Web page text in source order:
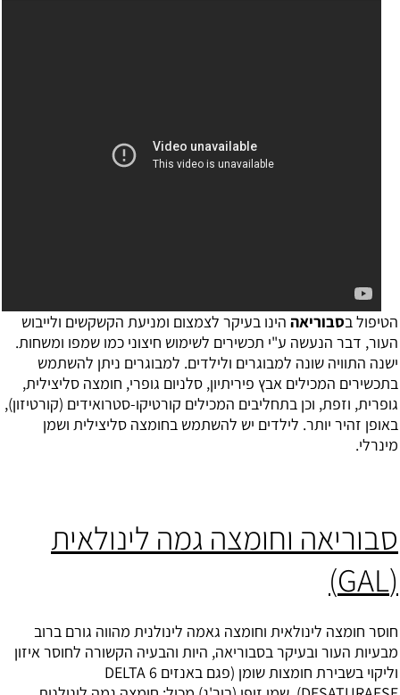
הטיפול בסבוריאה הינו בעיקר לצמצום ומניעת הקשקשים ולייבוש
העור, דבר הנעשה ע"י תכשירים לשימוש חיצוני כמו שמפו ומשחות.
ישנה התוויה שונה למבוגרים ולילדים. למבוגרים ניתן להשתמש
בתכשירים המכילים אבץ פיריתיון, סלניום גופרי, חומצה סליצילית,
גופרית, וזפת, וכן בתחליבים המכילים קורטיקו-סטרואידים (קורטיזון),
באופן זהיר יותר. לילדים יש להשתמש בחומצה סליצילית ושמן
מינרלי.
סבוריאה וחומצה גמה לינולאית
(GAL)
חוסר חומצה לינולאית וחומצה גאמה לינולנית מהווה גורם ברוב
מבעיות העור ובעיקר בסבוריאה, היות והבעיה הקשורה לחוסר איזון
וליקוי בשבירת חומצות שומן (פגם באנזים DELTA 6